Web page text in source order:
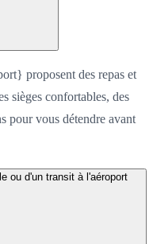
proposent des repas et
sièges confortables, des
pour vous détendre avant
ou d'un transit à l'aéroport